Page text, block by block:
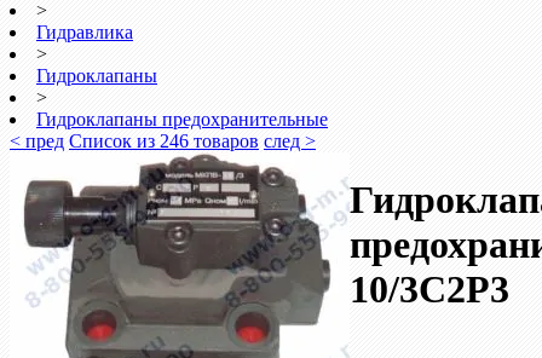
>
Гидравлика
>
Гидроклапаны
>
Гидроклапаны предохранительные
< пред Список из 246 товаров след >
10/3С2Р3